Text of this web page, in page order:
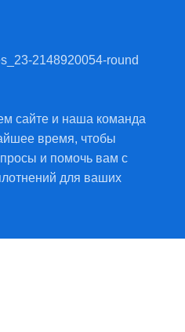
сайте и наша команда
время, чтобы
и помочь вам с
для ваших